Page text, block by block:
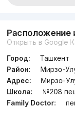
Расположение
Открыть в Google
Город:
Ташкент
Район:
Мирзо-
Адрес:
Мирзо-
Школа:
№208
Family Doctor: